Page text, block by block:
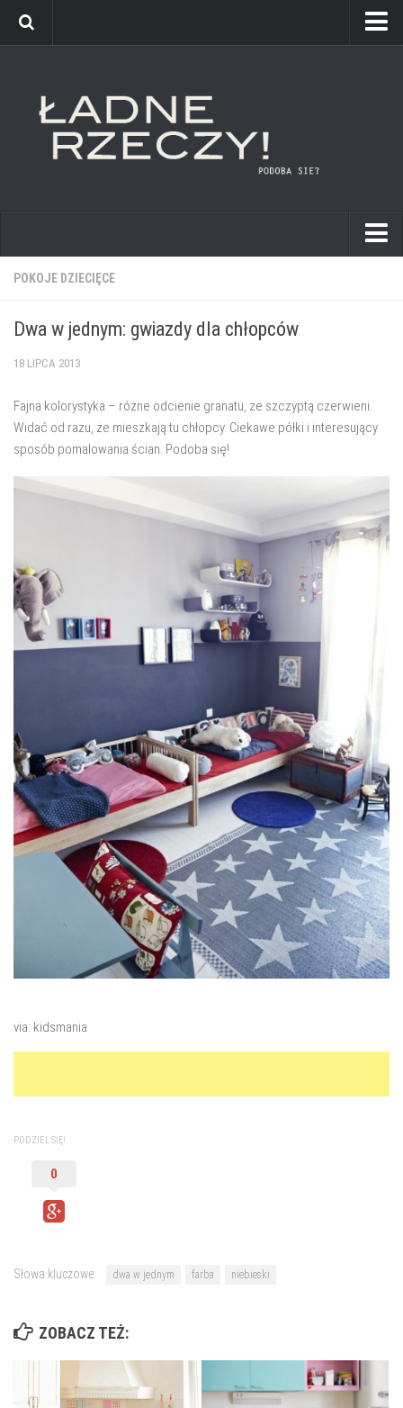
kuchnie
pokoje dziecięce
salon
Przedpokój
Balkon
zrób to sam!
wnętrze dnia
GWIAZDKA
POKOJE DZIECIĘCE
Dwa w jednym: gwiazdy dla chłopców
18 LIPCA 2013
Fajna kolorystyka – różne odcienie granatu, ze szczyptą czerwieni.
Widać od razu, że mieszkają tu chłopcy. Ciekawe półki i interesujący
sposób pomalowania ścian. Podoba się!
via: kidsmania
PODZIEL SIĘ!
0
Słowa kluczowe: dwa w jednym farba niebieski
ZOBACZ TEŻ: